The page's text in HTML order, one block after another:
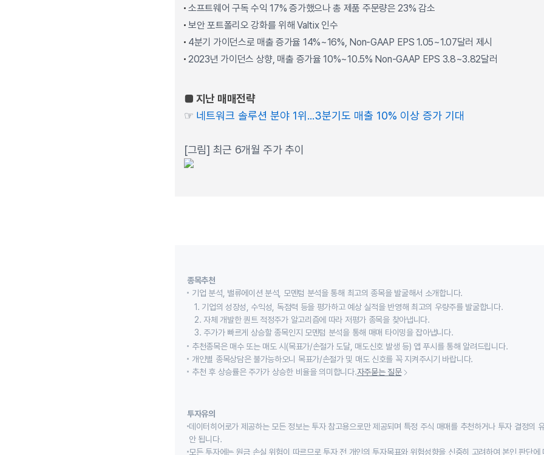
소프트웨어 구독 수익 17% 증가했으나 총 제품 주문량은 23% 감소
보안 포트폴리오 강화를 위해 Valtix 인수
4분기 가이던스로 매출 증가율 14%~16%, Non-GAAP EPS 1.05~1.07달러 제시
2023년 가이던스 상향, 매출 증가율 10%~10.5% Non-GAAP EPS 3.8~3.82달러
■ 지난 매매전략
☞ 네트워크 솔루션 분야 1위...3분기도 매출 10% 이상 증가 기대
[그림] 최근 6개월 주가 추이
종목추천
기업 분석, 밸류에이션 분석, 모멘텀 분석을 통해 최고의 종목을 발굴해서 소개합니다.
1. 기업의 성장성, 수익성, 독점력 등을 평가하고 예상 실적을 반영해 최고의 우량주를 발굴합니다.
2. 자체 개발한 퀀트 적정주가 알고리즘에 따라 저평가 종목을 찾아냅니다.
3. 주가가 빠르게 상승할 종목인지 모멘텀 분석을 통해 매매 타이밍을 잡아냅니다.
추천종목은 매수 또는 매도 시(목표가/손절가 도달, 매도신호 발생 등) 앱 푸시를 통해 알려드립니다.
개인별 종목상담은 불가능하오니 목표가/손절가 및 매도 신호를 꼭 지켜주시기 바랍니다.
추천 후 상승률은 주가가 상승한 비율을 의미합니다.자주묻는 질문
투자유의
데이터히어로가 제공하는 모든 정보는 투자 참고용으로만 제공되며 특정 주식 매매를 추천하거나 투자 결정의
안 됩니다.
모든 투자에는 원금 손실 위험이 따르므로 투자 전 개인의 투자목표와 위험성향을 신중히 고려하여 본인 판단에